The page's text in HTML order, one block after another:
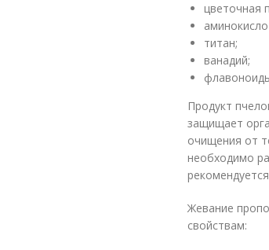
цветочная
титан;
ванадий;
Продукт
защищает
очищения от
необходимо
Жевание
свойствам: